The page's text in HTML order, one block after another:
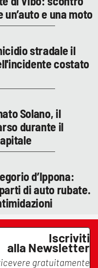
e una moto
stradale il
costato
Solano, il
durante il
d’Ippona:
di auto rubate.
Iscriviti
alla Newsletter
gratuitamente